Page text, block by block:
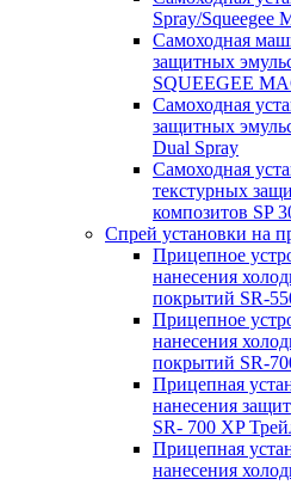
Spray/Squeegee
Самоходная
защитных
SQUEEGEE
Самоходная
защитных
Dual Spray
Самоходная
текстурных
композитов SP
Спрей установки на
Прицепное
нанесения
покрытий SR-
Прицепное
нанесения
покрытий SR-
Прицепная
нанесения
SR- 700 XP
Прицепная
нанесения